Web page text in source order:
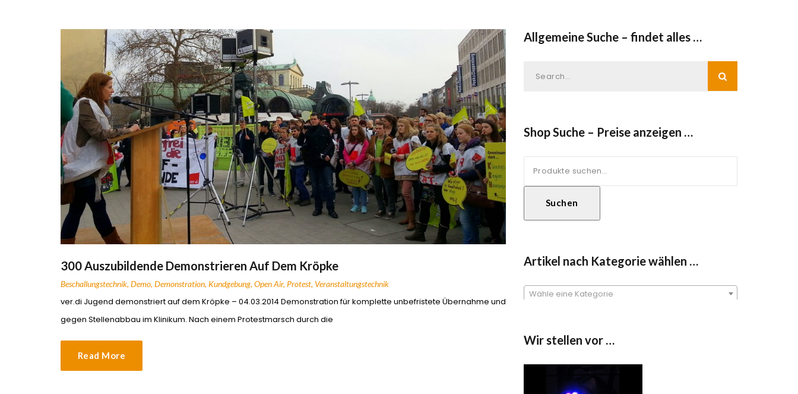
300 Auszubildende Demonstrieren Auf Dem Kröpke
Beschallungstechnik, Demo, Demonstration, Kundgebung, Open Air, Protest, Veranstaltungstechnik
ver.di Jugend demonstriert auf dem Kröpke – 04.03.2014 Demonstration für komplette unbefristete Übernahme und
gegen Stellenabbau im Klinikum. Nach einem Protestmarsch durch die
Read More
Allgemeine Suche – findet alles …
Shop Suche – Preise anzeigen …
Suche
nach:
Suchen
Artikel nach Kategorie wählen …
Wähle eine Kategorie
Wir stellen vor …